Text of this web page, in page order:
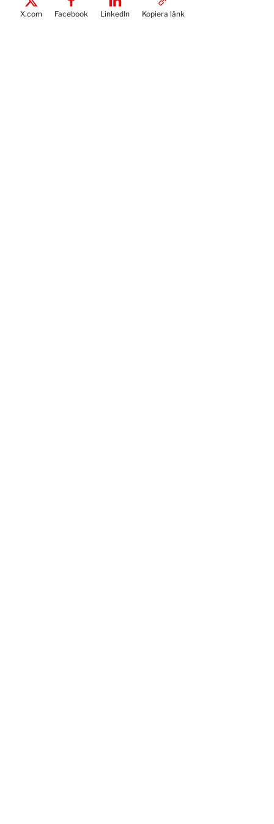
X.com Facebook LinkedIn Kopiera länk